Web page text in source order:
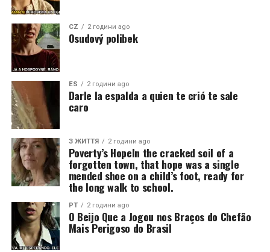
CZ 2 години ago
Osudový polibek
ES 2 години ago
Darle la espalda a quien te crió te sale
caro
З ЖИТТЯ 2 години ago
Poverty’s HopeIn the cracked soil of a
forgotten town, that hope was a single
mended shoe on a child’s foot, ready for
the long walk to school.
PT 2 години ago
O Beijo Que a Jogou nos Braços do Chefão
Mais Perigoso do Brasil